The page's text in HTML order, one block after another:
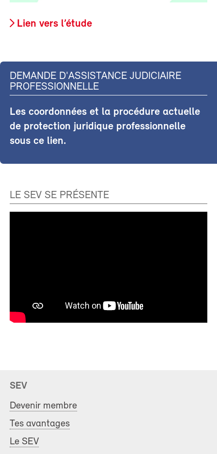
Lien vers l’étude
DEMANDE D'ASSISTANCE JUDICIAIRE
PROFESSIONNELLE
Les coordonnées et la procédure actuelle
de protection juridique professionnelle
sous ce lien.
LE SEV SE PRÉSENTE
SEV
Devenir membre
Tes avantages
Le SEV